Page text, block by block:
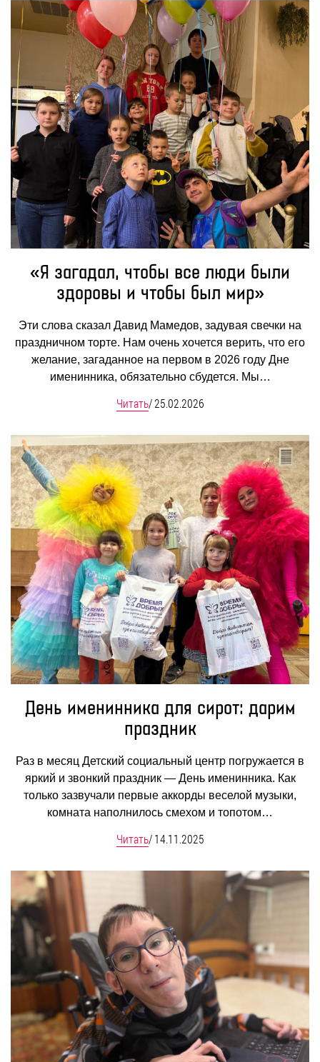
«Я загадал, чтобы все люди были
здоровы и чтобы был мир»
Эти слова сказал Давид Мамедов, задувая свечки на
праздничном торте. Нам очень хочется верить, что его
желание, загаданное на первом в 2026 году Дне
именинника, обязательно сбудется. Мы…
Читать/25.02.2026
День именинника для сирот: дарим
праздник
Раз в месяц Детский социальный центр погружается в
яркий и звонкий праздник — День именинника. Как
только зазвучали первые аккорды веселой музыки,
комната наполнилось смехом и топотом…
Читать/ 14.11.2025